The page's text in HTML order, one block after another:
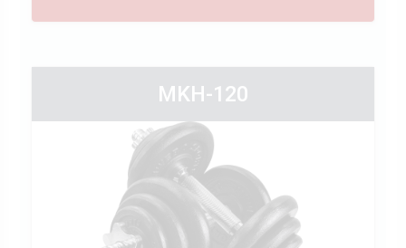
MKH-120